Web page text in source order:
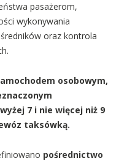
pasażerom,
wykonywania
oraz kontrola
osobowym,
7 i nie więcej niż 9
taksówką.
pośrednictwo